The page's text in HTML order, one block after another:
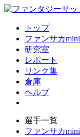
トップ
ファンサカmini
研究室
レポート
リンク集
倉庫
ヘルプ
選手一覧
ファンサカmini